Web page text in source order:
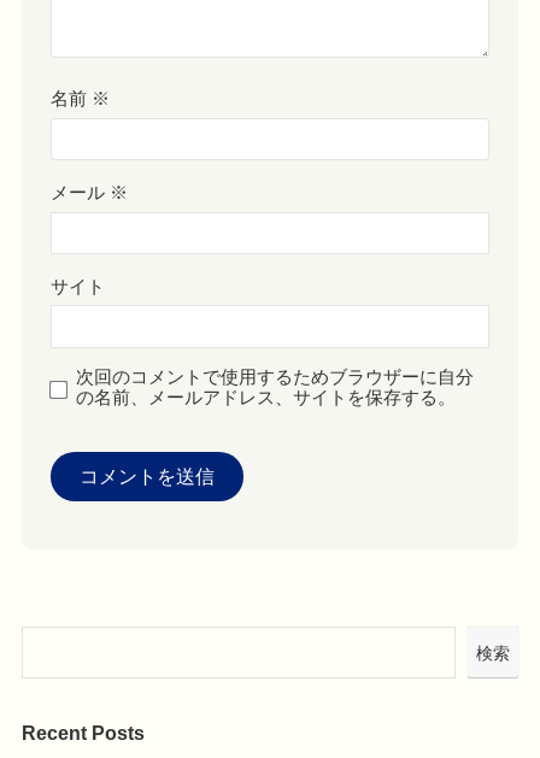
名前 ※
メール ※
サイト
次回のコメントで使用するためブラウザーに自分
の名前、メールアドレス、サイトを保存する。
検索
Recent Posts